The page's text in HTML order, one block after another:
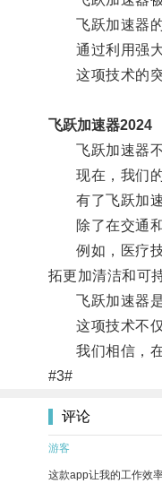
飞跃加速器的
通过利用强大
这项技术的突
飞跃加速器2024
飞跃加速器不
现在，我们的
有了飞跃加速
除了在交通和
例如，医疗技
拓更加清洁和可
飞跃加速器是
这项技术不仅
我们相信，在
#3#
评论
游客
这款app让我的工作效